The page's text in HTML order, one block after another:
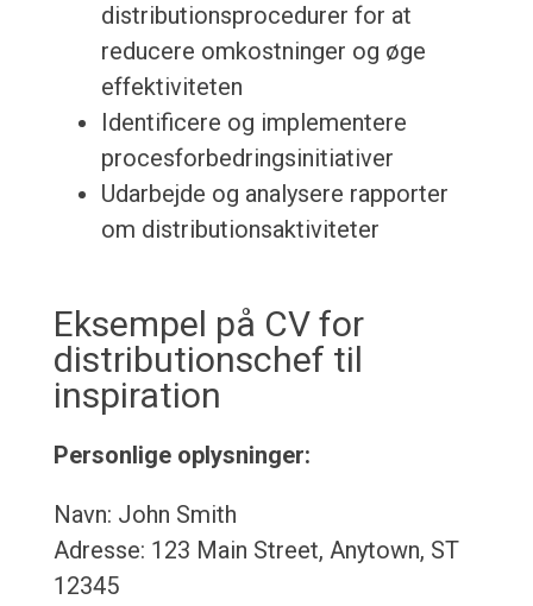
distributionsprocedurer for at
reducere omkostninger og øge
effektiviteten
Identificere og implementere
procesforbedringsinitiativer
Udarbejde og analysere rapporter
om distributionsaktiviteter
Eksempel på CV for
distributionschef til
inspiration
Personlige oplysninger:
Navn: John Smith
Adresse: 123 Main Street, Anytown, ST
12345